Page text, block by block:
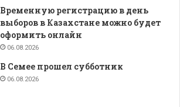
Временную регистрацию в день
выборов в Казахстане можно будет
оформить онлайн
06.08.2026
В Семее прошел субботник
06.08.2026